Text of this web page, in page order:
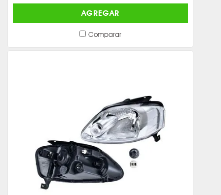
AGREGAR
Comparar